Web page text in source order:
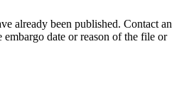
already been published. Contact an
embargo date or reason of the file or